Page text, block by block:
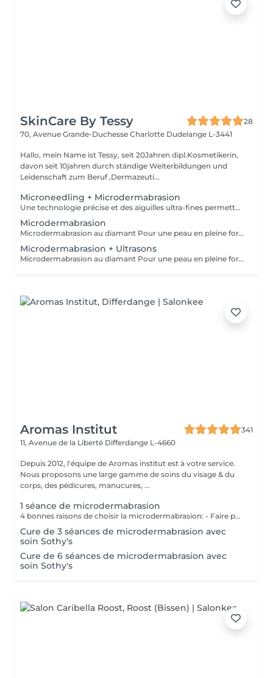
SkinCare By Tessy
28
70, Avenue Grande-Duchesse Charlotte Dudelange L-3441
Hallo, mein Name ist Tessy, seit 20Jahren dipl.Kosmetikerin,
davon seit 10jahren durch ständige Weiterbildungen und
Leidenschaft zum Beruf ,Dermazeuti...
Microneedling + Microdermabrasion
Une technologie précise et des aiguilles ultra-fines permettent un traitement doux pour la peau avec des résultats parfaits. Le microneedling stimule le collagène de la peau pour favoriser le processus de régénération et la reconstruction des tissus dans les couches profondes, - raffermissement de la peau - réduction des rides - rajeunissement de la peau - amélioration de la peau vasculaire et des tissus - peau impure - contre l'hyperpigmentation et les cicatrices - affinement des pores
Microdermabrasion
Microdermabrasion au diamant Pour une peau en pleine forme La microdermabrasion au diamant élimine les cellules mortes à la surface de la peau et les aspire immédiatement grâce à un système à vide. La peau retrouve ainsi sa porosité. - Résultats visibles immédiatement et durables - Préparation optimale de la peau - Réduction des imperfections cutanées et des taches pigmentaires - Réduction des taches de vieillesse - Réduction des ridules - Optimisation du grain de peau - Raffinement des pores - Stimulation de la régénération cellulaire
Microdermabrasion + Ultrasons
Microdermabrasion au diamant Pour une peau en pleine forme La microdermabrasion au diamant élimine les cellules mortes à la surface de la peau et les aspire immédiatement grâce à un système à vide. La peau retrouve ainsi sa porosité. - Résultats visibles immédiatement et durables - Préparation optimale de la peau - Réduction des imperfections cutanées et des taches pigmentaires - Réduction des taches de vieillesse - Réduction des ridules - Optimisation du grain de peau - Raffinement des pores - Stimulation de la régénération cellulaire
Aromas Institut
341
11, Avenue de la Liberté Differdange L-4660
Depuis 2012, l'équipe de Aromas institut est à votre service.
Nous proposons une large gamme de soins du visage & du
corps, des pédicures, manucures, ...
1 séance de microdermabrasion
4 bonnes raisons de choisir la microdermabrasion: - Faire peau neuve : une peau qui apparait plus jeune - Teint plus frais/peau nette : réduction des cicatrices - Pores moins profonds :diminution des rides & ridules - Meilleure hydratation : couleur de peau plus égale Nous vous prions de bien vouloir respecter votre rendez-vous. En prenant rendez-vous, vous occupez une place, dont une autre personne aurait éventuellement besoin. Tout rendez-vous non annulé 24h en avance, est susceptible d'être facturé. (Si vous ne pouvez pas vous présenter à votre RDV, proposez-le éventuellement à un proche ou à un ami) Toute l'équipe de Aromas Institut vous remercie pour votre respect et votre compréhension.
Cure de 3 séances de microdermabrasion avec
soin Sothy's
Cure de 6 séances de microdermabrasion avec
soin Sothy's